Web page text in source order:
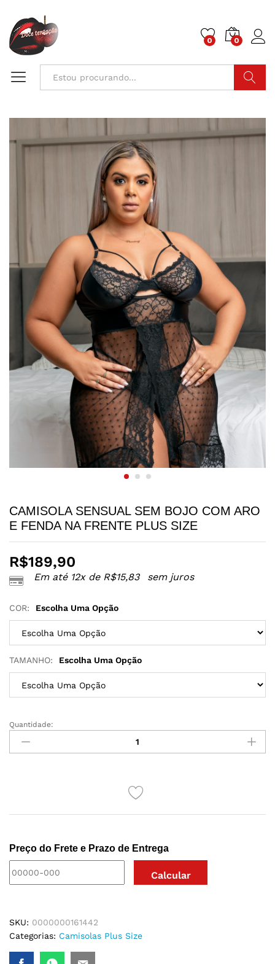
0 0
CAMISOLA SENSUAL SEM BOJO COM ARO
E FENDA NA FRENTE PLUS SIZE
R$189,90
Em até 12x de R$15,83 sem juros
COR: Escolha Uma Opção
TAMANHO: Escolha Uma Opção
CAMISOLA
SENSUAL
SEM
FRENTE
PLUS
SIZE
Quantidade:
Preço do Frete e Prazo de Entrega
SKU: 0000000161442
Categorias: Camisolas Plus Size